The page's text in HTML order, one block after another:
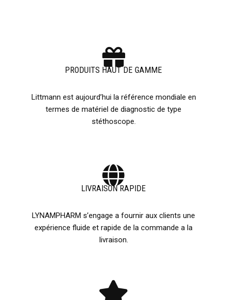
PRODUITS HAUT DE GAMME
Littmann est aujourd’hui la référence mondiale en
termes de matériel de diagnostic de type
stéthoscope.
LIVRAISON RAPIDE
LYNAMPHARM s’engage a fournir aux clients une
expérience fluide et rapide de la commande a la
livraison.